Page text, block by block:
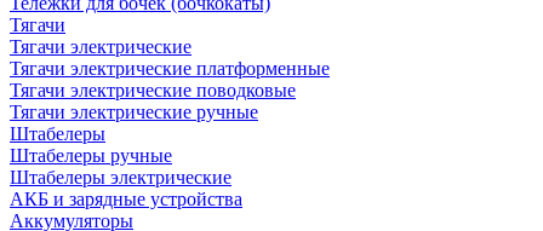
Тягачи
Тягачи электрические
Тягачи электрические платформенные
Тягачи электрические поводковые
Тягачи электрические ручные
Штабелеры
Штабелеры ручные
Штабелеры электрические
АКБ и зарядные устройства
Аккумуляторы